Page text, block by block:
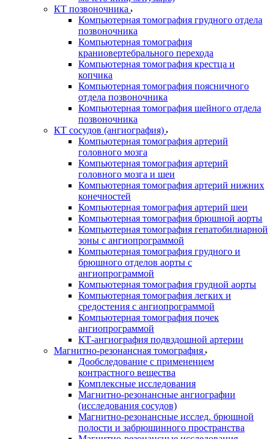
КТ позвоночника
Компьютерная томография грудного отдела
позвоночника
Компьютерная томография
краниовертебрального перехода
Компьютерная томография крестца и
копчика
Компьютерная томография поясничного
отдела позвоночника
Компьютерная томография шейного отдела
позвоночника
КТ сосудов (ангиография)
Компьютерная томография артерий
головного мозга
Компьютерная томография артерий
головного мозга и шеи
Компьютерная томография артерий нижних
конечностей
Компьютерная томография артерий шеи
Компьютерная томография брюшной аорты
Компьютерная томография гепатобилиарной
зоны с ангиопрограммой
Компьютерная томография грудного и
брюшного отделов аорты с
ангиопрограммой
Компьютерная томография грудной аорты
Компьютерная томография легких и
средостения с ангиопрограммой
Компьютерная томография почек
ангиопрограммой
КТ-ангиография подвздошной артерии
Магнитно-резонансная томография
Дообследование с применением
контрастного вещества
Комплексные исследования
Магнитно-резонансные ангиографии
(исследования сосудов)
Магнитно-резонансные исслед. брюшной
полости и забрюшинного пространства